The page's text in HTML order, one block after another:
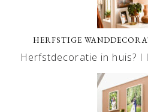
HERFSTIGE
Herfstdecoratie in huis? I